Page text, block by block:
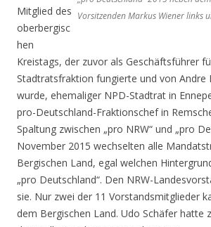
Vorsitzenden Markus Wiener links
Mitglied des
oberbergisc
hen
Kreistags, der zuvor als Geschäftsführer
Stadtratsfraktion fungierte und von Andre
wurde, ehemaliger NPD-Stadtrat in
pro-Deutschland-Fraktionschef in
Spaltung zwischen „pro NRW“ und „pro
November 2015 wechselten alle
Bergischen Land, egal welchen
„pro Deutschland“. Den NRW-
sie. Nur zwei der 11 Vorstandsmitglieder
dem Bergischen Land. Udo Schäfer hatte